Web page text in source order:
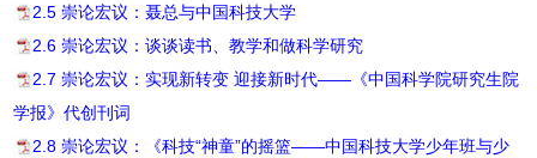
2.5 崇论宏议：聂总与中国科技大学
2.6 崇论宏议：谈谈读书、教学和做科学研究
2.7 崇论宏议：实现新转变 迎接新时代——《中国科学院研究生院
学报》代创刊词
2.8 崇论宏议：《科技“神童”的摇篮——中国科技大学少年班与少